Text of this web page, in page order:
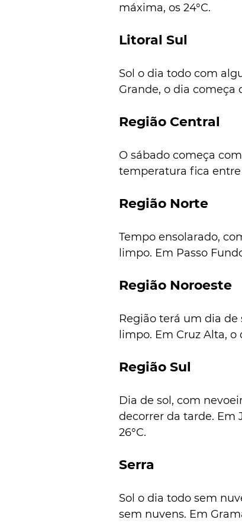
máxima, os 24°C.
Litoral Sul
Sol o dia todo com
Grande, o dia começa
Região Central
O sábado começa
temperatura fica entre
Região Norte
Tempo ensolarado,
limpo. Em Passo
Região Noroeste
Região terá um dia de
limpo. Em Cruz Alta, o
Região Sul
Dia de sol, com
decorrer da tarde. Em
26°C.
Serra
Sol o dia todo sem
sem nuvens. Em